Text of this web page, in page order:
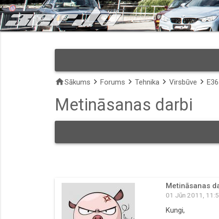
homeSākums keyboard_arrow_right Forums keyboard_arrow_right Tehnika keyboard_arrow_right Virsbūve keyboard_arrow_right E36
Metināsanas darbi
Metināsanas
01 Jūn 2011,
Kungi,